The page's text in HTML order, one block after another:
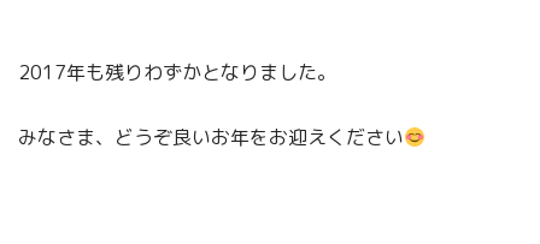
2017年も残りわずかとなりました。
みなさま、どうぞ良いお年をお迎えください